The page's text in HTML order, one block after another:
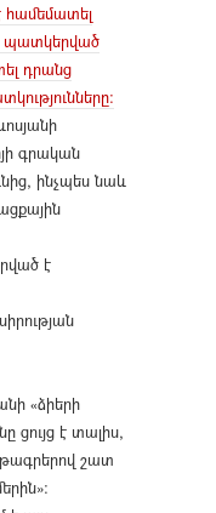
համեմատել
պատկերված
դրանց
գրական
ինչպես նաև
է
«ձիերի
ցույց է տալիս,
շատ